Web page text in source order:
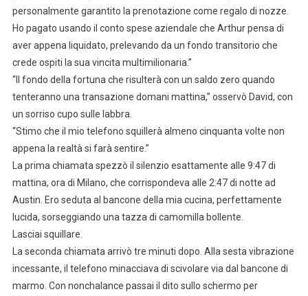
personalmente garantito la prenotazione come regalo di nozze.
Ho pagato usando il conto spese aziendale che Arthur pensa di
aver appena liquidato, prelevando da un fondo transitorio che
crede ospiti la sua vincita multimilionaria.”
“Il fondo della fortuna che risulterà con un saldo zero quando
tenteranno una transazione domani mattina,” osservò David, con
un sorriso cupo sulle labbra.
“Stimo che il mio telefono squillerà almeno cinquanta volte non
appena la realtà si farà sentire.”
La prima chiamata spezzò il silenzio esattamente alle 9:47 di
mattina, ora di Milano, che corrispondeva alle 2:47 di notte ad
Austin. Ero seduta al bancone della mia cucina, perfettamente
lucida, sorseggiando una tazza di camomilla bollente.
Lasciai squillare.
La seconda chiamata arrivò tre minuti dopo. Alla sesta vibrazione
incessante, il telefono minacciava di scivolare via dal bancone di
marmo. Con nonchalance passai il dito sullo schermo per